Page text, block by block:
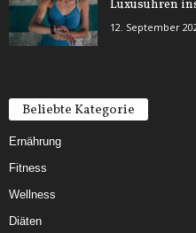
Luxusuhren
12. September
Beliebte Kategorie
Ernährung
Fitness
Wellness
Diäten